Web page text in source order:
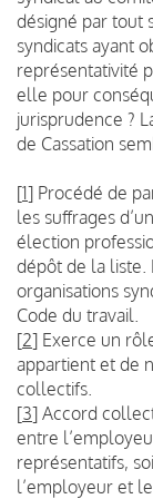
désigné par tout
syndicats ayant
représentativité
elle pour
jurisprudence ?
de Cassation
[1] Procédé de
les suffrages
élection
dépôt de la liste.
organisations
Code du travail.
[2] Exerce un
appartient et de
collectifs.
[3] Accord
entre
représentatifs,
l’employeur et